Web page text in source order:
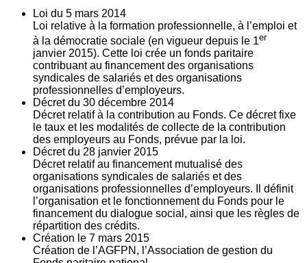
Loi du 5 mars 2014
Loi relative à la formation professionnelle, à l’emploi et
à la démocratie sociale (en vigueur depuis le 1er
janvier 2015). Cette loi crée un fonds paritaire
contribuant au financement des organisations
syndicales de salariés et des organisations
professionnelles d’employeurs.
Décret du 30 décembre 2014
Décret relatif à la contribution au Fonds. Ce décret fixe
le taux et les modalités de collecte de la contribution
des employeurs au Fonds, prévue par la loi.
Décret du 28 janvier 2015
Décret relatif au financement mutualisé des
organisations syndicales de salariés et des
organisations professionnelles d’employeurs. Il définit
l’organisation et le fonctionnement du Fonds pour le
financement du dialogue social, ainsi que les règles de
répartition des crédits.
Création le 7 mars 2015
Création de l’AGFPN, l’Association de gestion du